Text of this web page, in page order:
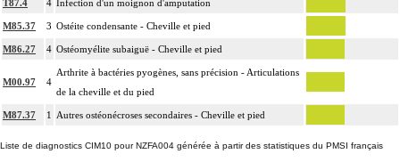
L'ostéotomie inclut l'ostéosynthèse et/ou la contention par appareillage externe.
14
L'ostéosynthèse d'une fracture inclut sa réduction simultanée et sa contention
par appareillage externe.
La réduction orthopédique extemporanée d'une luxation inclut la contention
par confection d'un appareillage rigide externe, ou la stabilisation interne
[arthrorise] temporaire.
La réduction orthopédique extemporanée d'une fracture inclut la contention par
T87.4 4 Infection d'un moignon d'amputation
M85.37 3 Ostéite condensante - Cheville et pied
M86.27 4 Ostéomyélite subaiguë - Cheville et pied
M00.97 4
Arthrite à bactéries pyogènes, sans précision - Articulations
de la cheville et du pied
M87.37 1 Autres ostéonécroses secondaires - Cheville et pied
Liste de diagnostics CIM10 pour NZFA004 générée à partir des statistiques du PMSI français